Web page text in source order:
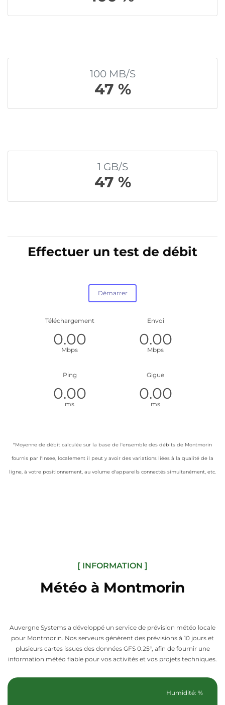
100 MB/S
47 %
1 GB/S
47 %
Effectuer un test de débit
Téléchargement
Mbps
Envoi
Mbps
Ping
ms
Gigue
ms
*Moyenne de débit calculée sur la base de l'ensemble des débits de Montmorin
fournis par l'Insee, localement il peut y avoir des variations liées à la qualité de la
ligne, à votre positionnement, au volume d'appareils connectés simultanément, etc.
[ INFORMATION ]
Météo à Montmorin
Auvergne Systems a développé un service de prévision météo locale
pour Montmorin. Nos serveurs génèrent des prévisions à 10 jours et
plusieurs cartes issues des données GFS 0.25°, afin de fournir une
information météo fiable pour vos activités et vos projets techniques.
Humidité: %